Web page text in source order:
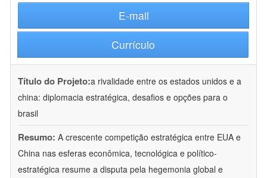
E-mail
Currículo
Título do Projeto:a rivalidade entre os estados unidos e a
china: diplomacia estratégica, desafios e opções para o
brasil
Resumo: A crescente competição estratégica entre EUA e
China nas esferas econômica, tecnológica e político-
estratégica resume a disputa pela hegemonia global e